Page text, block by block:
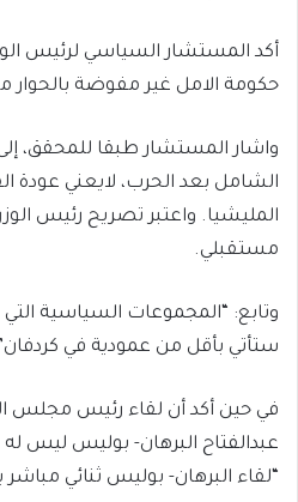
أكد المستشار السياسي لرئيس
حكومة الامل غير مفوضة بالحوار
واشار المستشار طبقا للمحقق، إلى
الشامل بعد الحرب، لايعني عودة
المليشيا. واعتبر تصريح رئيس
مستقبلي.
وتابع: “المجموعات السياسية
ستأتي بأقل من عمودية في
في حين أكد أن لقاء رئيس مجلس
عبدالفتاح البرهان- بوليس ليس له
“لقاء البرهان- بوليس ثنائي